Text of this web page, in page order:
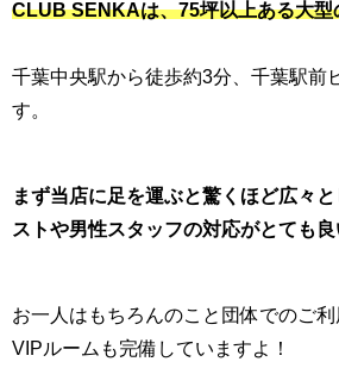
CLUB SENKAは、75坪以上ある大型
千葉中央駅から徒歩約3分、千葉駅前
す。
まず当店に足を運ぶと驚くほど広々
ストや男性スタッフの対応がとても
お一人はもちろんのこと団体でのご
VIPルームも完備していますよ！